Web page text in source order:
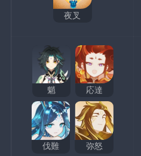
夜叉
魈 応達
伐難 弥怒